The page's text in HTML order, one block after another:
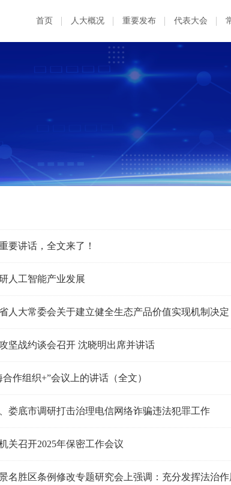
首页 人大概况 重要发布 代表大会
要讲话，全文来了！
人工智能产业发展
坚战约谈会召开 沈晓明出席并讲话
作组织+”会议上的讲话（全文）
娄底市调研打击治理电信网络诈骗违法犯罪工作
关召开2025年保密工作会议